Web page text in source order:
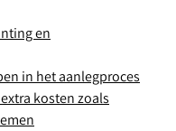
en
in het aanlegproces
kosten zoals